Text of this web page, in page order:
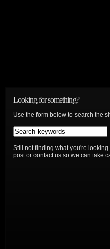
Looking for something?
Use the form below to search the
Still not finding what you're
post or contact us so we can take